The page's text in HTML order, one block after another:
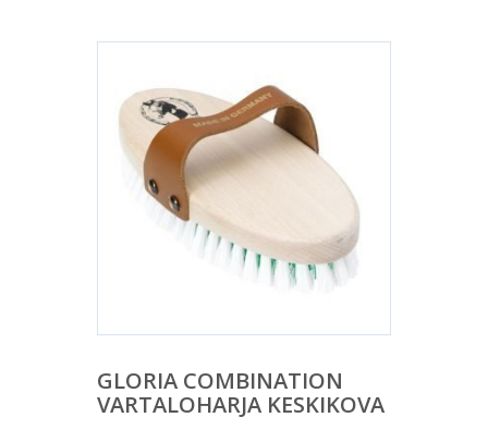
GLORIA COMBINATION
VARTALOHARJA KESKIKOVA